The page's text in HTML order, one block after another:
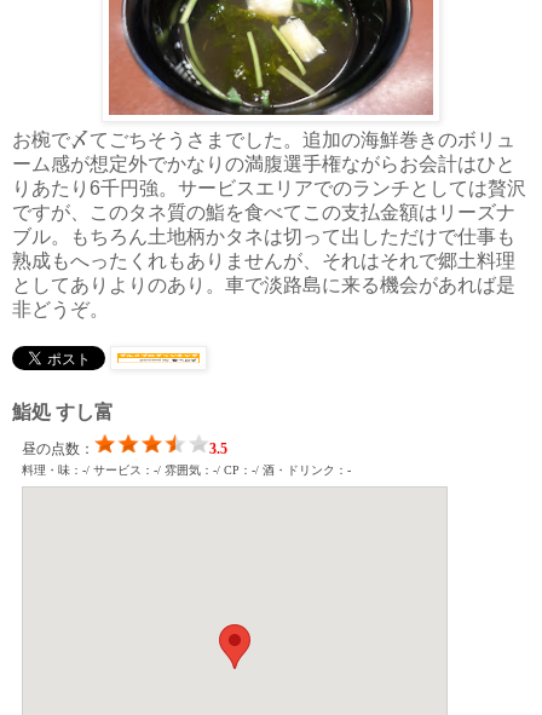
お椀で〆てごちそうさまでした。追加の海鮮巻きのボリュ
ーム感が想定外でかなりの満腹選手権ながらお会計はひと
りあたり6千円強。サービスエリアでのランチとしては贅沢
ですが、このタネ質の鮨を食べてこの支払金額はリーズナ
ブル。もちろん土地柄かタネは切って出しただけで仕事も
熟成もへったくれもありませんが、それはそれで郷土料理
としてありよりのあり。車で淡路島に来る機会があれば是
非どうぞ。
鮨処 すし富